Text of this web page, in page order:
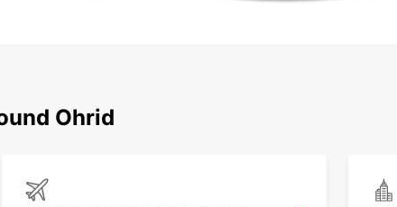
Ohrid